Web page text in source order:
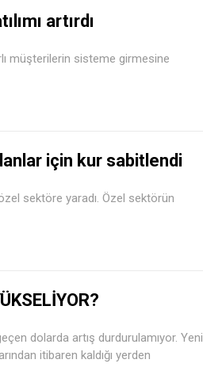
artırdı
müşterilerin sisteme girmesine
için kur sabitlendi
sektöre yaradı. Özel sektörün
dolarda artış durdurulamıyor. Yeni
itibaren kaldığı yerden